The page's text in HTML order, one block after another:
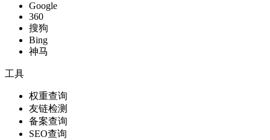
Google
360
搜狗
Bing
神马
工具
权重查询
友链检测
备案查询
SEO查询